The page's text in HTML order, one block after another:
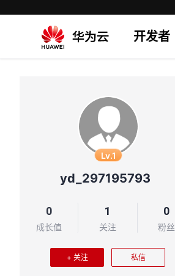
开发者
Lv.1
yd_297195793
0
成长值
1
关注
0
粉丝
+ 关注 私信